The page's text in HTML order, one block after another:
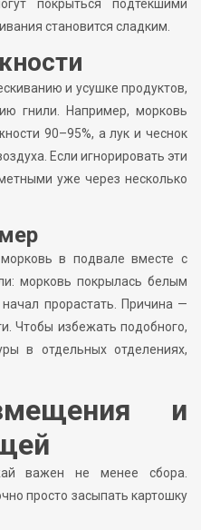
покрыться подтекшими
становится сладким.
и усушке продуктов,
гнили. Например, морковь
90–95%, а лук и чеснок
Если игнорировать эти
уже через несколько
в подвале вместе с
морковь покрылась белым
прорастать. Причина —
Чтобы избежать подобного,
в отдельных отделениях,
и
важен не менее сбора.
просто засыпать картошку